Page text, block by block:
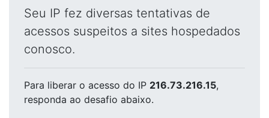
Seu IP fez diversas tentativas de
acessos suspeitos a sites hospedados
conosco.
Para liberar o acesso do IP 216.73.216.15,
responda ao desafio abaixo.